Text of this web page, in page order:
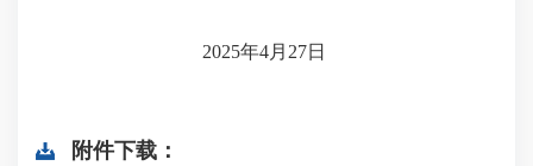
2025年4月 27日
附件下载：